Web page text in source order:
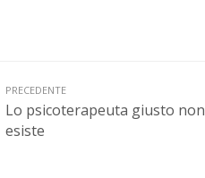
PRECEDENTE
Lo psicoterapeuta giusto non
esiste